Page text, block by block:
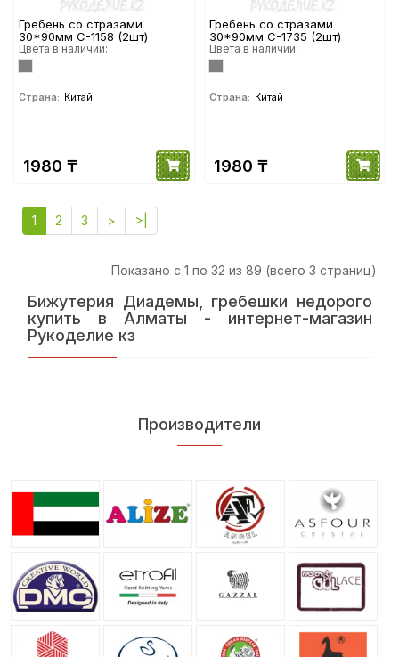
Гребень со стразами
30*90мм С-1158 (2шт)
Цвета в наличии:
Страна: Китай
1980 ₸
Гребень со стразами
30*90мм С-1735 (2шт)
Цвета в наличии:
Страна: Китай
1980 ₸
1 2 3 > >|
Показано с 1 по 32 из 89 (всего 3 страниц)
Бижутерия Диадемы, гребешки недорого
купить в Алматы - интернет-магазин
Рукоделие кз
Производители